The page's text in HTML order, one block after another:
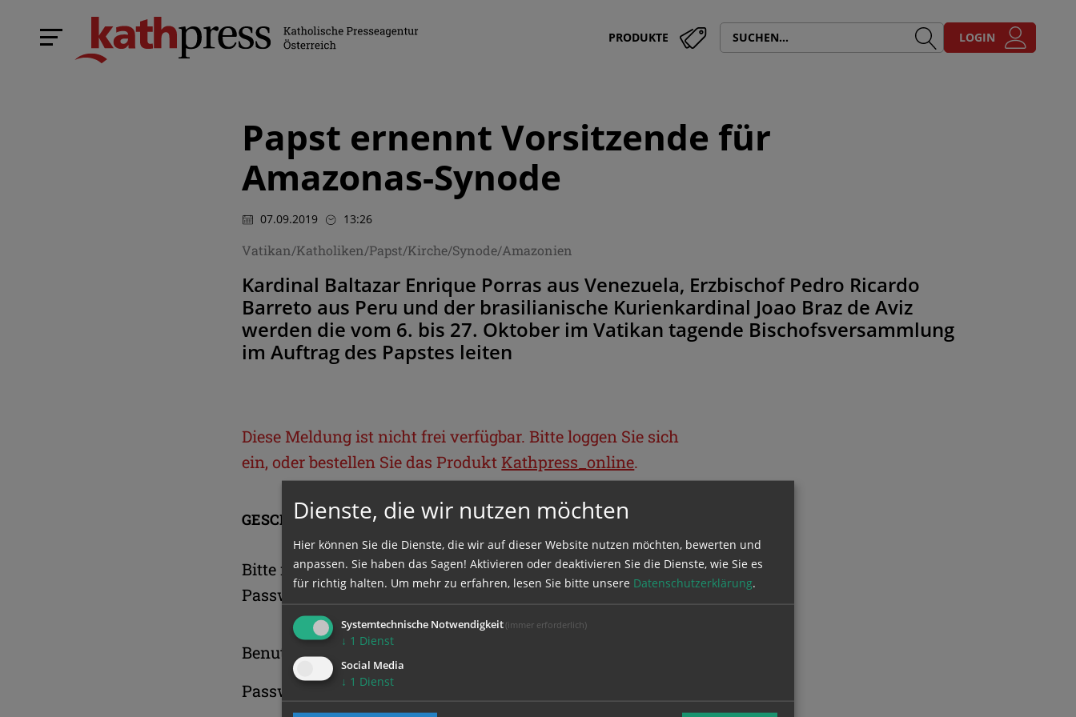
PRODUKTE LOGIN
Papst ernennt Vorsitzende für
Amazonas-Synode
07.09.2019 13:26
Vatikan/Katholiken/Papst/Kirche/Synode/Amazonien
Kardinal Baltazar Enrique Porras aus Venezuela, Erzbischof Pedro Ricardo
Barreto aus Peru und der brasilianische Kurienkardinal Joao Braz de Aviz
werden die vom 6. bis 27. Oktober im Vatikan tagende Bischofsversammlung
im Auftrag des Papstes leiten
Diese Meldung ist nicht frei verfügbar. Bitte loggen Sie sich
ein, oder bestellen Sie das Produkt Kathpress_online.
GESCHÜTZTER BEREICH
Bitte melden Sie sich mit Ihrem Benutzernamen und
Passwort an.
Benutzername
Passwort
Dienste, die wir nutzen möchten
Hier können Sie die Dienste, die wir auf dieser Website nutzen möchten, bewerten und
anpassen. Sie haben das Sagen! Aktivieren oder deaktivieren Sie die Dienste, wie Sie es
für richtig halten. Um mehr zu erfahren, lesen Sie bitte unsere Datenschutzerklärung.
Systemtechnische Notwendigkeit (immer erforderlich)
↓ 1 Dienst
Social Media
↓ 1 Dienst